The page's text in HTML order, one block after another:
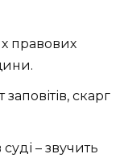
правових
скарг
– звучить